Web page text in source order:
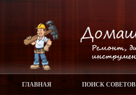
ГЛАВНАЯ ПОИСК СОВЕТОВ